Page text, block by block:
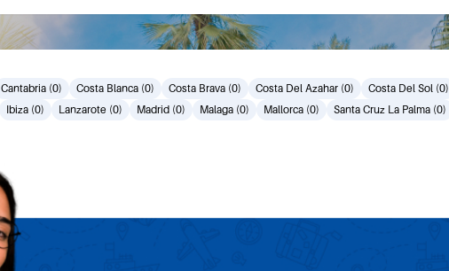
Cantabria (0) Costa Blanca (0) Costa Brava (0) Costa Del Azahar (0) Costa Del Sol (0)
Ibiza (0) Lanzarote (0) Madrid (0) Malaga (0) Mallorca (0) Santa Cruz La Palma (0)